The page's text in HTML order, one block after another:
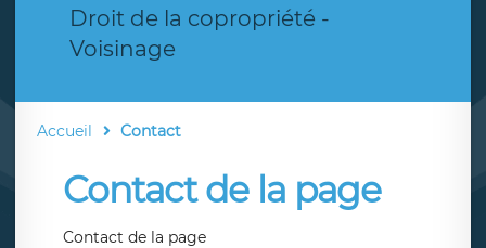
Droit de la copropriété -
Voisinage
Accueil Contact
Contact de la page
Contact de la page